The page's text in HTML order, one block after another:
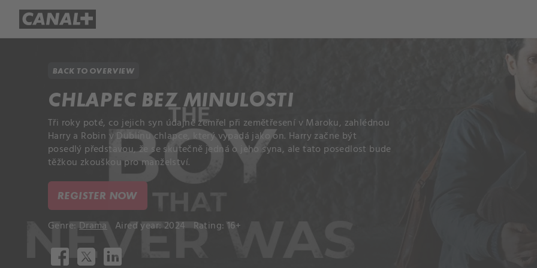
BACK TO OVERVIEW
CHLAPEC BEZ MINULOSTI
Tři roky poté, co jejich syn údajně zemřel při zemětřesení v Maroku, zahlédnou
Harry a Robin v Dublinu chlapce, který vypadá jako on. Harry začne být
posedlý představou, že se skutečně jedná o jeho syna, ale tato posedlost bude
těžkou zkouškou pro manželství.
REGISTER NOW
Genre: Drama Aired year: 2024 Rating: 16+